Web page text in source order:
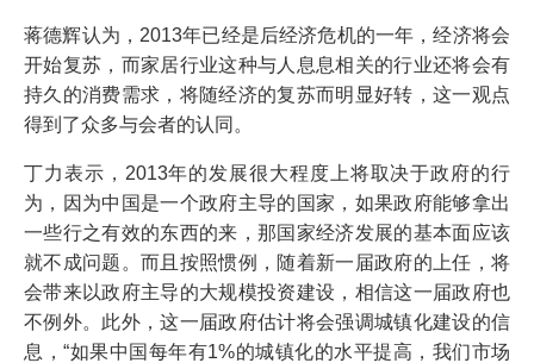
蒋德辉认为，2013年已经是后经济危机的一年，经济将会
开始复苏，而家居行业这种与人息息相关的行业还将会有
持久的消费需求，将随经济的复苏而明显好转，这一观点
得到了众多与会者的认同。
丁力表示，2013年的发展很大程度上将取决于政府的行
为，因为中国是一个政府主导的国家，如果政府能够拿出
一些行之有效的东西的来，那国家经济发展的基本面应该
就不成问题。而且按照惯例，随着新一届政府的上任，将
会带来以政府主导的大规模投资建设，相信这一届政府也
不例外。此外，这一届政府估计将会强调城镇化建设的信
息，“如果中国每年有1%的城镇化的水平提高，我们市场